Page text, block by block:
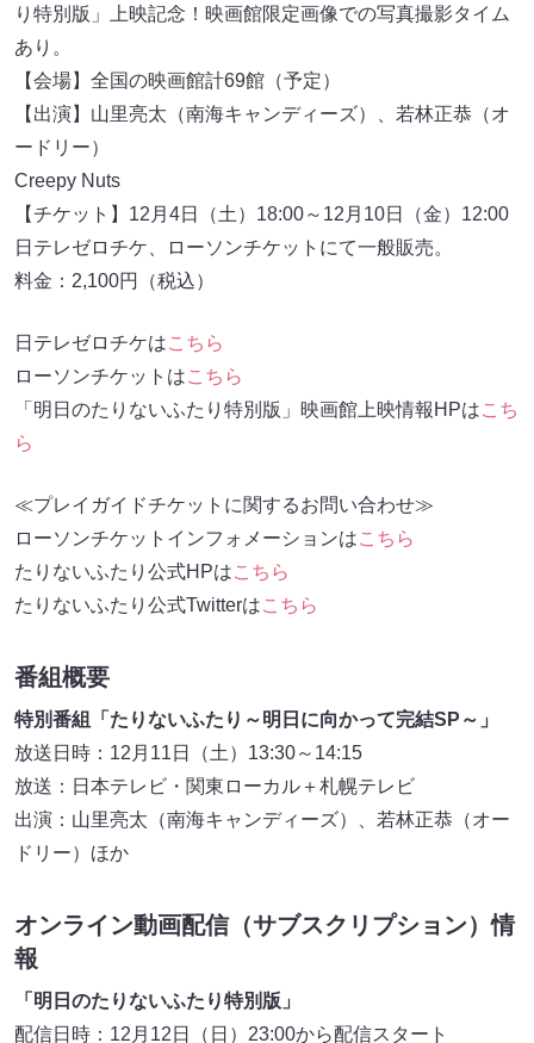
り特別版」上映記念！映画館限定画像での写真撮影タイム
あり。
【会場】全国の映画館計69館（予定）
【出演】山里亮太（南海キャンディーズ）、若林正恭（オ
ードリー）
Creepy Nuts
【チケット】12月4日（土）18:00～12月10日（金）12:00
日テレゼロチケ、ローソンチケットにて一般販売。
料金：2,100円（税込）
日テレゼロチケはこちら
ローソンチケットはこちら
「明日のたりないふたり特別版」映画館上映情報HPはこち
ら
≪プレイガイドチケットに関するお問い合わせ≫
ローソンチケットインフォメーションはこちら
たりないふたり公式HPはこちら
たりないふたり公式Twitterはこちら
番組概要
特別番組「たりないふたり～明日に向かって完結SP～」
放送日時：12月11日（土）13:30～14:15
放送：日本テレビ・関東ローカル＋札幌テレビ
出演：山里亮太（南海キャンディーズ）、若林正恭（オー
ドリー）ほか
オンライン動画配信（サブスクリプション）情
報
「明日のたりないふたり特別版」
配信日時：12月12日（日）23:00から配信スタート